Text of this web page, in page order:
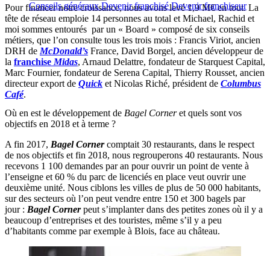
Conseils généraux Devenir franchisé Devenir franchiseur
Pour financer notre croissance, nous avons levé 1,9 M€ en tout. La
tête de réseau emploie 14 personnes au total et Michael, Rachid et
moi sommes entourés par un « Board » composé de six conseils
métiers, que l’on consulte tous les trois mois : Francis Viriot, ancien
DRH de McDonald’s France, David Borgel, ancien développeur de
la franchise Midas, Arnaud Delattre, fondateur de Starquest Capital,
Marc Fournier, fondateur de Serena Capital, Thierry Rousset, ancien
directeur export de Quick et Nicolas Riché, président de Columbus
Café.
Où en est le développement de Bagel Corneret quels sont vos
objectifs en 2018 et à terme ?
A fin 2017, Bagel Cornercomptait 30 restaurants, dans le respect
de nos objectifs et fin 2018, nous regrouperons 40 restaurants. Nous
recevons 1 100 demandes par an pour ouvrir un point de vente à
l’enseigne et 60 % du parc de licenciés en place veut ouvrir une
deuxième unité. Nous ciblons les villes de plus de 50 000 habitants,
sur des secteurs où l’on peut vendre entre 150 et 300 bagels par
jour : Bagel Cornerpeut s’implanter dans des petites zones où il y a
beaucoup d’entreprises et des touristes, même s’il y a peu
d’habitants comme par exemple à Blois, face au château.